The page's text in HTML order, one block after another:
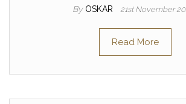
By OSKAR 21st November
Read More